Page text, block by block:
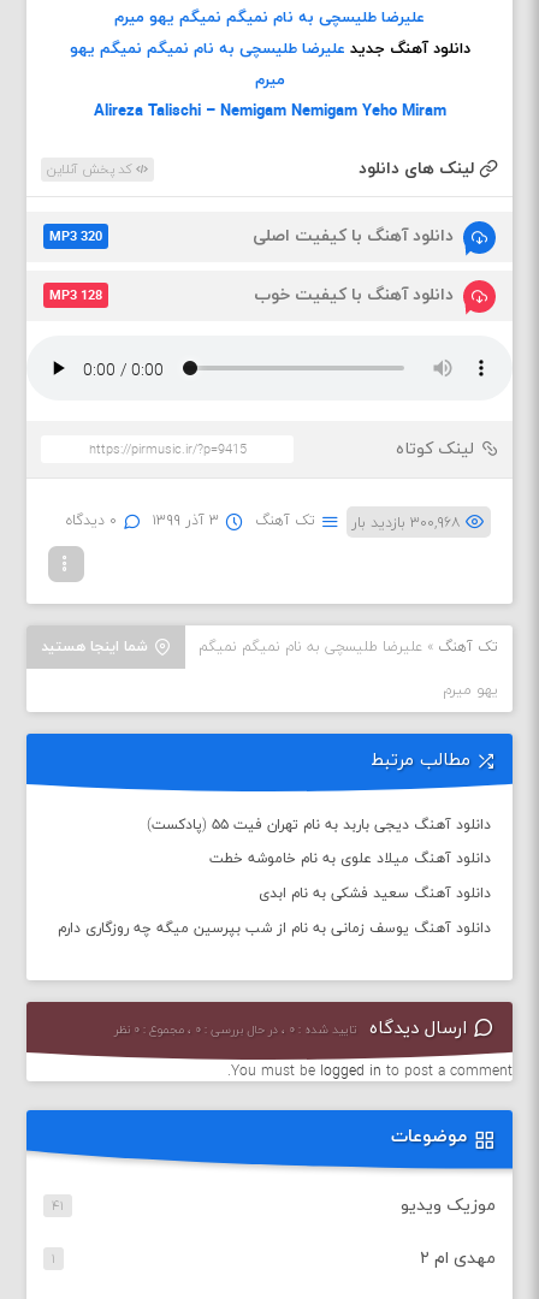
علیرضا طلیسچی به نام نمیگم نمیگم یهو میرم
دانلود آهنگ جدید علیرضا طلیسچی به نام نمیگم نمیگم یهو
میرم
Alireza Talischi – Nemigam Nemigam Yeho Miram
لینک های دانلود کد پخش آنلاین
دانلود آهنگ با کیفیت اصلی MP3 320
دانلود آهنگ با کیفیت خوب MP3 128
لینک کوتاه
۳۰۰,۹۶۸ بازدید بار تک آهنگ ۳ آذر ۱۳۹۹ ۰ دیدگاه
شما اینجا هستید تک آهنگ »علیرضا طلیسچی به نام نمیگم نمیگم
یهو میرم
مطالب مرتبط
دانلود آهنگ دیجی باربد به نام تهران فیت ۵۵ (پادکست)
دانلود آهنگ میلاد علوی به نام خاموشه خطت
دانلود آهنگ سعید فشکی به نام ابدی
دانلود آهنگ یوسف زمانی به نام از شب بپرسین میگه چه روزگاری دارم
ارسال دیدگاه تایید شده : ۰ ، در حال بررسی : ۰ ، مجموع : ۰ نظر
You must be logged in to post a comment.
موضوعات
موزیک ویدیو ۴۱
مهدی ام ۲ ۱